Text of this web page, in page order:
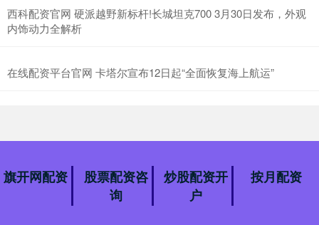
西科配资官网 硬派越野新标杆!长城坦克700 3月30日发布，外观
内饰动力全解析
在线配资平台官网 卡塔尔宣布12日起“全面恢复海上航运”
旗开网配资
股票配资咨
询
炒股配资开
户
按月配资